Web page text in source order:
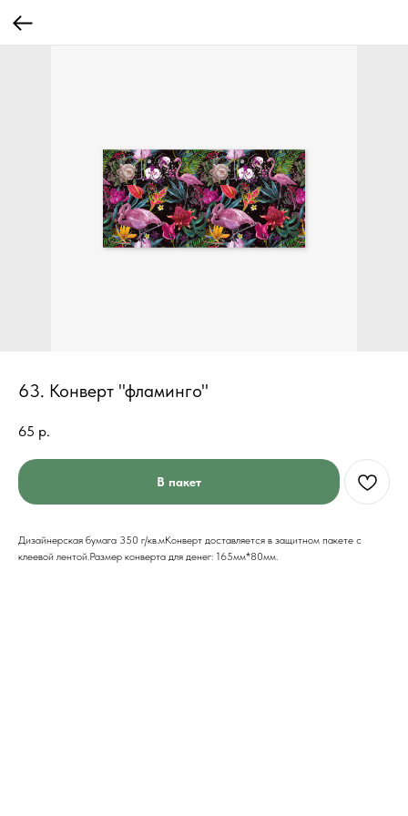
63. Конверт "фламинго"
65 р.
В пакет
Дизайнерская бумага 350 г/кв.мКонверт доставляется в защитном пакете с
клеевой лентой.Размер конверта для денег: 165мм*80мм.